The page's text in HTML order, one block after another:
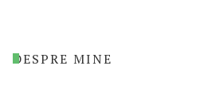
DESPRE MINE